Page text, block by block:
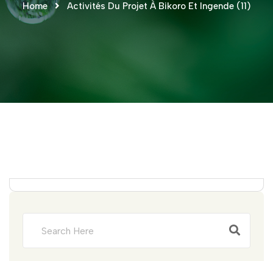
Home Activités Du Projet À Bikoro Et Ingende (11)